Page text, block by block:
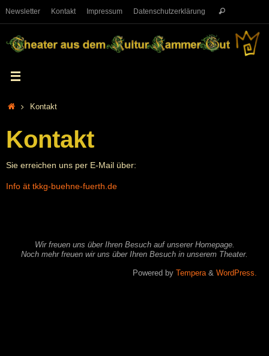
Newsletter Kontakt Impressum Datenschutzerklärung
Kontakt
Kontakt
Sie erreichen uns per E-Mail über:
Info ät tkkg-buehne-fuerth.de
Wir freuen uns über Ihren Besuch auf unserer Homepage.
Noch mehr freuen wir uns über Ihren Besuch in unserem Theater.
Powered by Tempera & WordPress.